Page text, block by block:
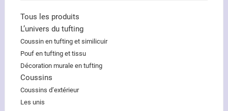
Tous les produits
L’univers du tufting
Coussin en tufting et similicuir
Pouf en tufting et tissu
Décoration murale en tufting
Coussins
Coussins d’extérieur
Les unis